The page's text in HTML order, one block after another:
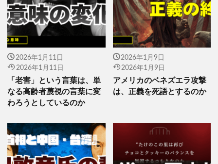
2026年1月11日
2026年1月11日
「老害」という言葉は、単
なる高齢者蔑視の言葉に変
わろうとしているのか
2026年1月9日
2026年1月9日
アメリカのベネズエラ攻撃
は、正義を死語とするのか